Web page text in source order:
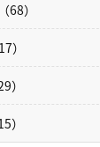
68）
）
）
）